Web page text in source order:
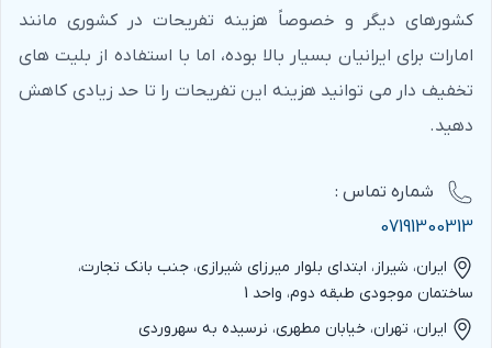
کشورهای دیگر و خصوصاً هزینه تفریحات در کشوری مانند
امارات برای ایرانیان بسیار بالا بوده، اما با استفاده از بلیت های
تخفیف دار می توانید هزینه این تفریحات را تا حد زیادی کاهش
دهید.
شماره‌ تماس :
07191300313
ایران، شیراز، ابتدای بلوار میرزای شیرازی، جنب بانک تجارت،
ساختمان موجودی طبقه دوم، واحد 1
ایران، تهران، خیابان مطهری، نرسیده به سهروردی